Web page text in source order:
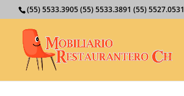
(55) 5533.3905 (55) 5533.3891 (55)